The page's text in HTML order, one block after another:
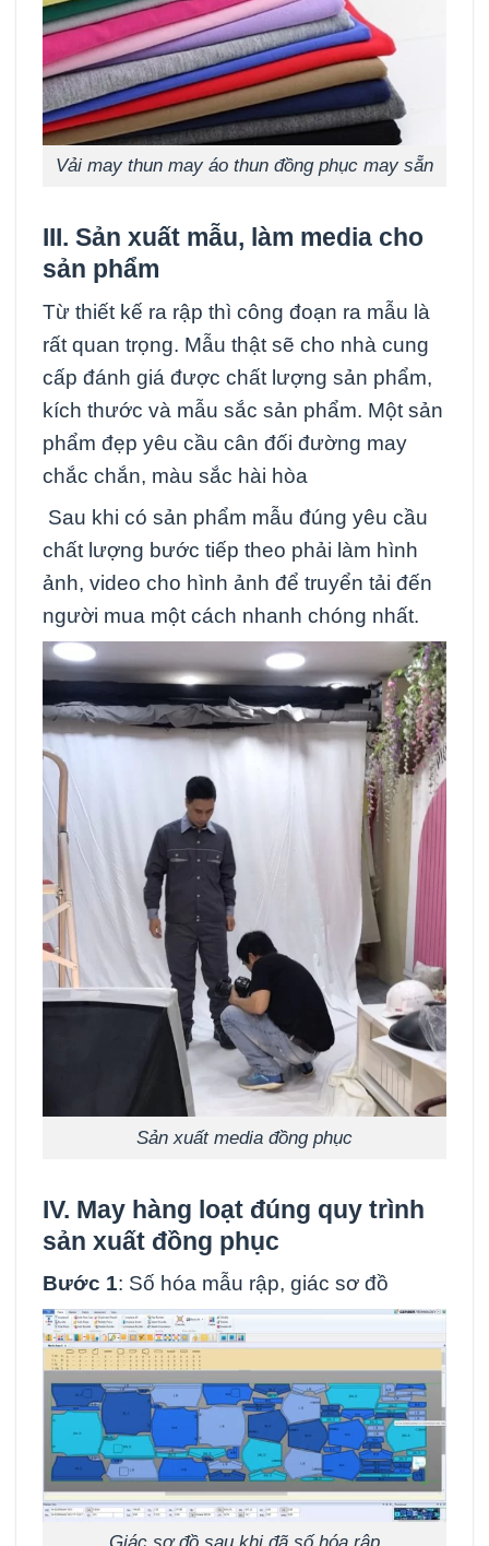
Vải may thun may áo thun đồng phục may sẵn
III. Sản xuất mẫu, làm media cho
sản phẩm
Từ thiết kế ra rập thì công đoạn ra mẫu là
rất quan trọng. Mẫu thật sẽ cho nhà cung
cấp đánh giá được chất lượng sản phẩm,
kích thước và mẫu sắc sản phẩm. Một sản
phẩm đẹp yêu cầu cân đối đường may
chắc chắn, màu sắc hài hòa
Sau khi có sản phẩm mẫu đúng yêu cầu
chất lượng bước tiếp theo phải làm hình
ảnh, video cho hình ảnh để truyển tải đến
người mua một cách nhanh chóng nhất.
Sản xuất media đồng phục
IV. May hàng loạt đúng quy trình
sản xuất đồng phục
Bước 1: Số hóa mẫu rập, giác sơ đồ